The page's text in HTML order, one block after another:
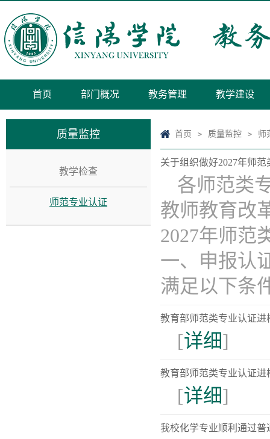
首页 部门概况 教务管理 教学建设
质量监控
教学检查
师范专业认证
首页 > 质量监控 > 师
关于组织做好2027年师
各师范类
教师教育改
2027年师范
一、申报认
满足以下条
教育部师范类专业认证
[详细]
教育部师范类专业认证
[详细]
我校化学专业顺利通过